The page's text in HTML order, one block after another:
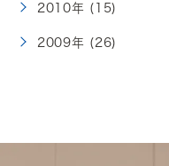
2010年 (15)
2009年 (26)